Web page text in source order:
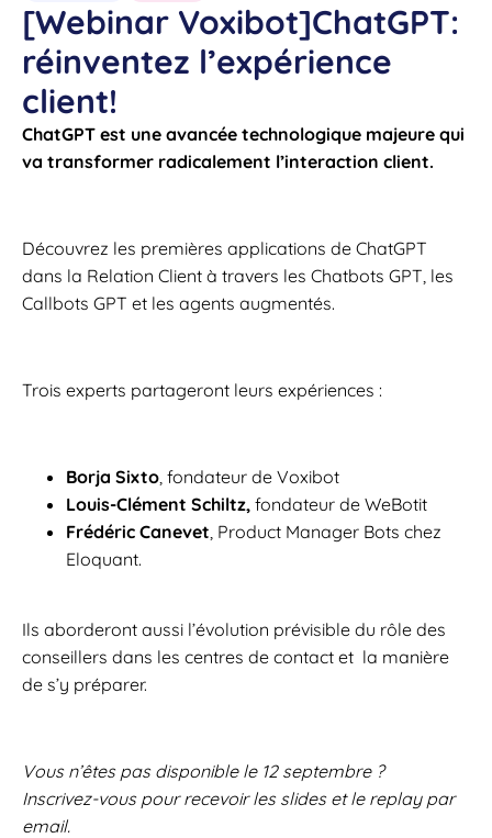
[Webinar Voxibot]ChatGPT:
réinventez l’expérience
client!
ChatGPT est une avancée technologique majeure qui
va transformer radicalement l’interaction client.
Découvrez les premières applications de ChatGPT
dans la Relation Client à travers les Chatbots GPT, les
Callbots GPT et les agents augmentés.
Trois experts partageront leurs expériences :
Borja Sixto , fondateur de Voxibot
Louis-Clément Schiltz, fondateur de WeBotit
Frédéric Canevet , Product Manager Bots chez
Eloquant.
Ils aborderont aussi l’évolution prévisible du rôle des
conseillers dans les centres de contact et la manière
de s’y préparer.
Vous n’êtes pas disponible le 12 septembre ?
Inscrivez-vous pour recevoir les slides et le replay par
email.